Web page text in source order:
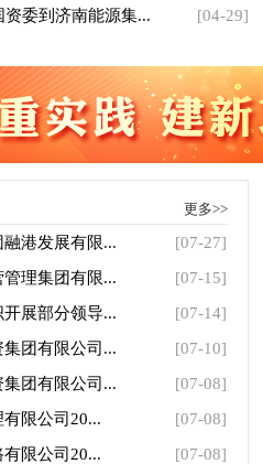
董事履职能...
委到济南能源集...
[04-29]
更多>>
港发展有限...
[07-27]
理集团有限...
[07-15]
展部分领导...
[07-14]
团有限公司...
[07-10]
团有限公司...
[07-08]
限公司20...
[07-08]
限公司20...
[07-08]